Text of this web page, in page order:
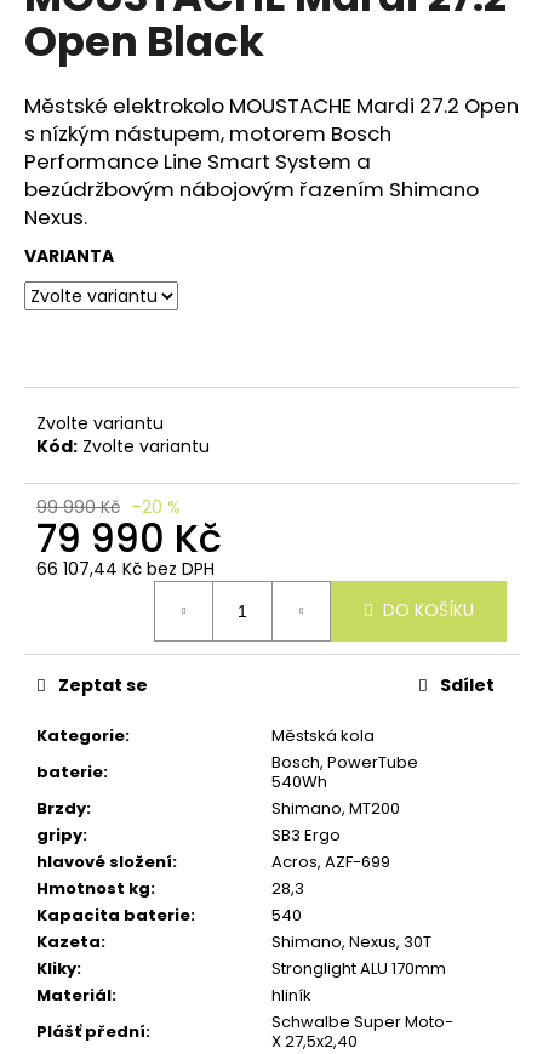
0,0
z
hvězdiček.
Open Black
Městské elektrokolo MOUSTACHE Mardi 27.2 Open
s nízkým nástupem, motorem Bosch
Performance Line Smart System a
bezúdržbovým nábojovým řazením Shimano
Nexus.
VARIANTA
Zvolte variantu
Kód: Zvolte variantu
99 990 Kč –20 %
79 990 Kč
66 107,44 Kč bez DPH
DO KOŠÍKU
Kategorie:
Městská kola
baterie:
Bosch, PowerTube
540Wh
Brzdy:
Shimano, MT200
gripy:
SB3 Ergo
hlavové složení:
Acros, AZF-699
Hmotnost kg:
28,3
Kapacita baterie:
540
Kazeta:
Shimano, Nexus, 30T
Kliky:
Stronglight ALU 170mm
Materiál:
hliník
Plášť přední:
Schwalbe Super Moto-
X 27,5x2,40
Zeptat se Sdílet
n
a
j
í
t
?
D
o
p
o
č
m